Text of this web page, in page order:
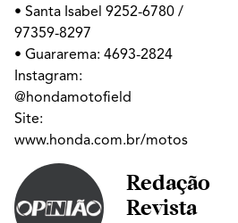
• Santa Isabel 9252-6780 /
97359-8297
• Guararema: 4693-2824
Instagram:
@hondamotofield
Site:
www.honda.com.br/motos
Redação
Revista